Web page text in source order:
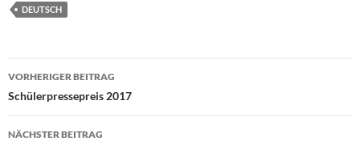
DEUTSCH
Beitragsnavigation
VORHERIGER BEITRAG
Schülerpressepreis 2017
NÄCHSTER BEITRAG